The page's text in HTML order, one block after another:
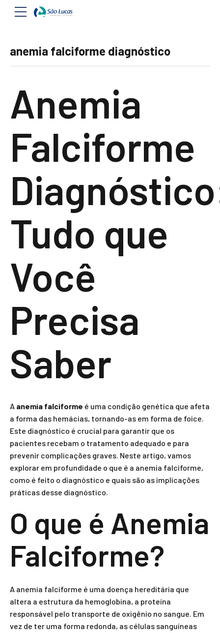
anemia falciforme diagnóstico
Anemia
Falciforme
Tudo que
Você
Precisa
Saber
A anemia falciforme é uma condição genética que afeta
a forma das hemácias, tornando-as em forma de foice.
Este diagnóstico é crucial para garantir que os
pacientes recebam o tratamento adequado e para
prevenir complicações graves. Neste artigo, vamos
explorar em profundidade o que é a anemia falciforme,
como é feito o diagnóstico e quais são as implicações
práticas desse diagnóstico.
O que é Anemia
Falciforme?
A anemia falciforme é uma doença hereditária que
altera a estrutura da hemoglobina, a proteína
responsável pelo transporte de oxigênio no sangue. Em
vez de ter uma forma redonda, as células sanguíneas